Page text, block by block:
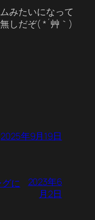
みたいになって
しだぞ( *´艸｀)
2025年9月19日
に
2023年6
月2日